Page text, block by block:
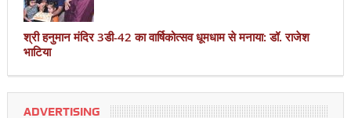
श्री हनुमान मंदिर 3डी-42 का वार्षिकोत्सव धूमधाम से मनाया: डॉ. राजेश
भाटिया
ADVERTISING